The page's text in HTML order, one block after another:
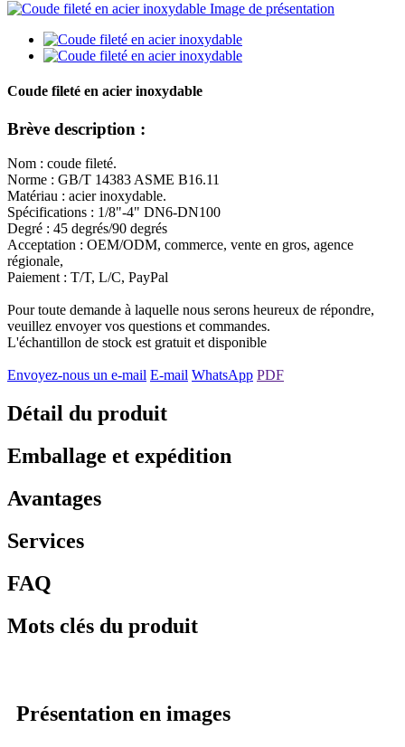
Coude fileté en acier inoxydable
Brève description :
Nom : coude fileté.
Norme : GB/T 14383 ASME B16.11
Matériau : acier inoxydable.
Spécifications : 1/8"-4" DN6-DN100
Degré : 45 degrés/90 degrés
Acceptation : OEM/ODM, commerce, vente en gros, agence
régionale,
Paiement : T/T, L/C, PayPal
Pour toute demande à laquelle nous serons heureux de répondre,
veuillez envoyer vos questions et commandes.
L'échantillon de stock est gratuit et disponible
Envoyez-nous un e-mail E-mail WhatsApp PDF
Détail du produit
Emballage et expédition
Avantages
Services
FAQ
Mots clés du produit
Présentation en images